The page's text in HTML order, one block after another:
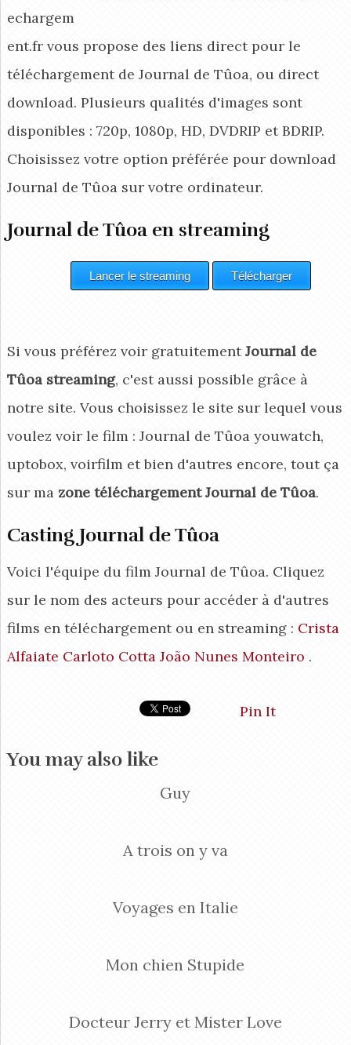
echargem
ent.fr vous propose des liens direct pour le
téléchargement de Journal de Tûoa, ou direct
download. Plusieurs qualités d'images sont
disponibles : 720p, 1080p, HD, DVDRIP et BDRIP.
Choisissez votre option préférée pour download
Journal de Tûoasur votre ordinateur.
Journal de Tûoa en streaming
Si vous préférez voir gratuitementJournal de
Tûoa streaming, c'est aussi possible grâce à
notre site. Vous choisissez le site sur lequel vous
voulez voir le film : Journal de Tûoa youwatch,
uptobox, voirfilm et bien d'autres encore, tout ça
sur ma zone téléchargement Journal de Tûoa.
Casting Journal de Tûoa
Voici l'équipe du film Journal de Tûoa. Cliquez
sur le nom des acteurs pour accéder à d'autres
films en téléchargement ou en streaming : Crista
Alfaiate Carloto Cotta João Nunes Monteiro .
Pin It
You may also like
Guy
A trois on y va
Voyages en Italie
Mon chien Stupide
Docteur Jerry et Mister Love